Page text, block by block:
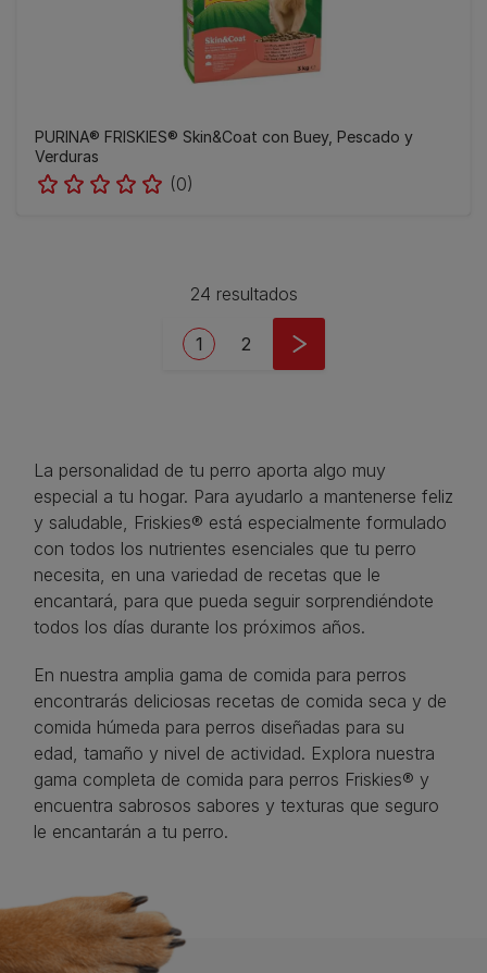
PURINA® FRISKIES® Skin&Coat con Buey, Pescado y
Verduras
(0)
24 resultados
Current page
1 Page
2
La personalidad de tu perro aporta algo muy
especial a tu hogar. Para ayudarlo a mantenerse feliz
y saludable, Friskies® está especialmente formulado
con todos los nutrientes esenciales que tu perro
necesita, en una variedad de recetas que le
encantará, para que pueda seguir sorprendiéndote
todos los días durante los próximos años. ​
En nuestra amplia gama de comida para perros
encontrarás deliciosas recetas de comida seca y de
comida húmeda para perros diseñadas para su
edad, tamaño y nivel de actividad. Explora nuestra
gama completa de comida para perros Friskies® y
encuentra sabrosos sabores y texturas que seguro
le encantarán a tu perro.​